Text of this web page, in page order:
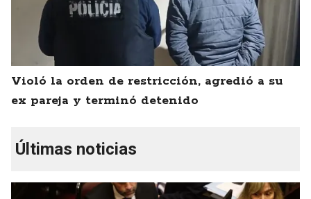
Violó la orden de restricción, agredió a su
ex pareja y terminó detenido
Últimas noticias